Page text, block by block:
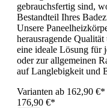
gebrauchsfertig sind,
Bestandteil Ihres
Unsere
herausragende
eine ideale Lösung für
oder zur allgemeinen
auf Langlebigkeit und
Varianten ab 162,90 €*
176,90 €*